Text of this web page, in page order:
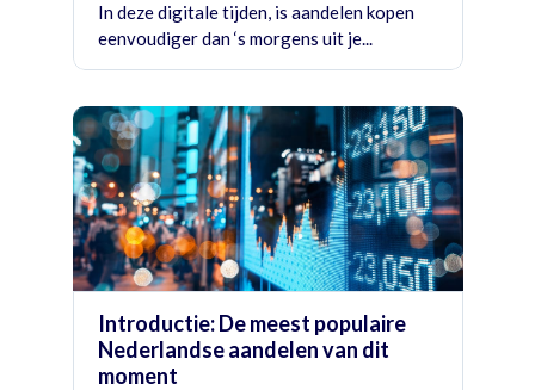
In deze digitale tijden, is aandelen kopen
eenvoudiger dan ‘s morgens uit je...
Introductie: De meest populaire
Nederlandse aandelen van dit
moment